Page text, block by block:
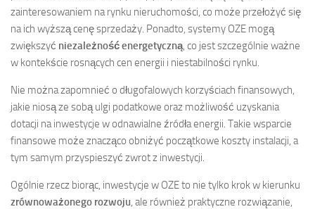
zainteresowaniem na rynku nieruchomości, co może przełożyć się
na ich wyższą cenę sprzedaży. Ponadto, systemy OZE mogą
zwiększyć niezależność energetyczną, co jest szczególnie ważne
w kontekście rosnących cen energii i niestabilności rynku.
Nie można zapomnieć o długofalowych korzyściach finansowych,
jakie niosą ze sobą ulgi podatkowe oraz możliwość uzyskania
dotacji na inwestycje w odnawialne źródła energii. Takie wsparcie
finansowe może znacząco obniżyć początkowe koszty instalacji, a
tym samym przyspieszyć zwrot z inwestycji.
Ogólnie rzecz biorąc, inwestycje w OZE to nie tylko krok w kierunku
zrównoważonego rozwoju, ale również praktyczne rozwiązanie,